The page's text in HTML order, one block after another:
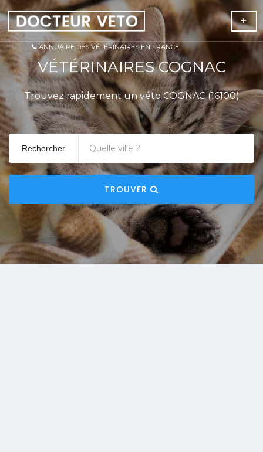
+
ANNUAIRE DES VÉTÉRINAIRES EN FRANCE
VÉTÉRINAIRES COGNAC
Trouvez rapidement un véto COGNAC (16100)
Rechercher
TROUVER